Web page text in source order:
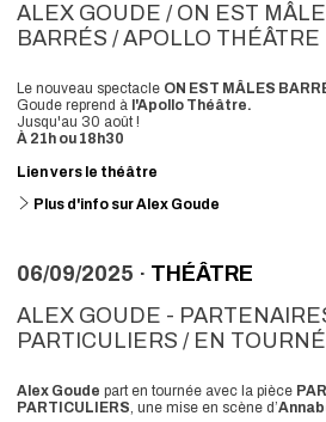
ALEX GOUDE / ON EST
BARRÉS / APOLLO THÉÂTRE
Le nouveau spectacle ON EST MÂLES
Goude reprend à l'Apollo Théâtre.
Jusqu'au 30 août !
À 21h ou 18h30
Lien vers le théâtre
Plus d'info sur Alex Goude
06/09/2025 · THÉÂTRE
ALEX GOUDE -
PARTICULIERS / EN
Alex Goude part en tournée avec la pièce
PARTICULIERS, une mise en scène d’